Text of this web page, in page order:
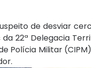
de desviar
22ª Delegacia
Polícia Militar